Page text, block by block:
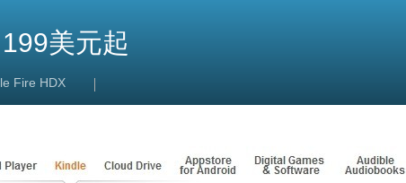
美元起
Fire HDX